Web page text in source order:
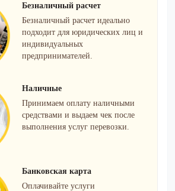
Безналичный расчет
Безналичный расчет идеально
подходит для юридических лиц и
индивидуальных
предпринимателей.
Наличные
Принимаем оплату наличными
средствами и выдаем чек после
выполнения услуг перевозки.
Банковская карта
Оплачивайте услуги